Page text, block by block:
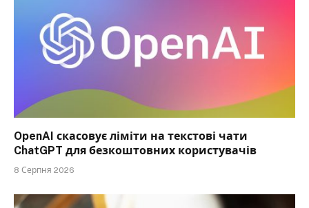
OpenAI скасовує ліміти на текстові чати
ChatGPT для безкоштовних користувачів
8 Серпня 2026